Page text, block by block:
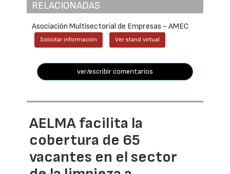
RELACIONADAS
Asociación Multisectorial de Empresas - AMEC
Solicitar información Ver stand virtual
ver/escribir comentarios
AELMA facilita la
cobertura de 65
vacantes en el sector